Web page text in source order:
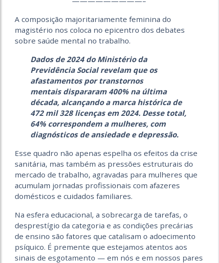
A composição majoritariamente feminina do
magistério nos coloca no epicentro dos debates
sobre saúde mental no trabalho.
Dados de 2024 do Ministério da
Previdência Social revelam que os
afastamentos por transtornos
mentais dispararam 400% na última
década, alcançando a marca histórica de
472 mil 328 licenças em 2024. Desse total,
64% correspondem a mulheres, com
diagnósticos de ansiedade e depressão.
Esse quadro não apenas espelha os efeitos da crise
sanitária, mas também as pressões estruturais do
mercado de trabalho, agravadas para mulheres que
acumulam jornadas profissionais com afazeres
domésticos e cuidados familiares.
Na esfera educacional, a sobrecarga de tarefas, o
desprestígio da categoria e as condições precárias
de ensino são fatores que catalisam o adoecimento
psíquico. É premente que estejamos atentos aos
sinais de esgotamento — em nós e em nossos pares